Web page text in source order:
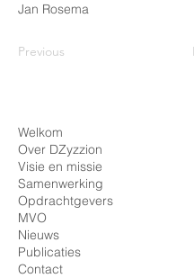
Jan Rosema
Previous
Welkom
Over DZyzzion
Visie en missie
Samenwerking
Opdrachtgevers
MVO
Nieuws
Publicaties
Contact